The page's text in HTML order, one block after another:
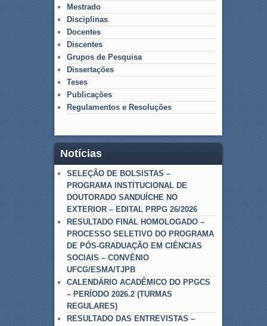
Mestrado
Disciplinas
Docentes
Discentes
Grupos de Pesquisa
Dissertações
Teses
Publicações
Regulamentos e Resoluções
Notícias
SELEÇÃO DE BOLSISTAS –
PROGRAMA INSTITUCIONAL DE
DOUTORADO SANDUÍCHE NO
EXTERIOR – EDITAL PRPG 26/2026
RESULTADO FINAL HOMOLOGADO –
PROCESSO SELETIVO DO PROGRAMA
DE PÓS-GRADUAÇÃO EM CIÊNCIAS
SOCIAIS – CONVÊNIO
UFCG/ESMA/TJPB
CALENDÁRIO ACADÊMICO DO PPGCS
– PERÍODO 2026.2 (TURMAS
REGULARES)
RESULTADO DAS ENTREVISTAS –